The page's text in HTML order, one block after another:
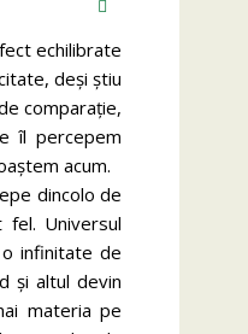
echilibrate
deși știu
comparație,
îl percepem
acum.
dincolo de
Universul
infinitate de
și altul devin
materia pe